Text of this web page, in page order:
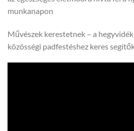
munkanapon
Művészek kerestetnek – a
közösségi padfestéshez keres